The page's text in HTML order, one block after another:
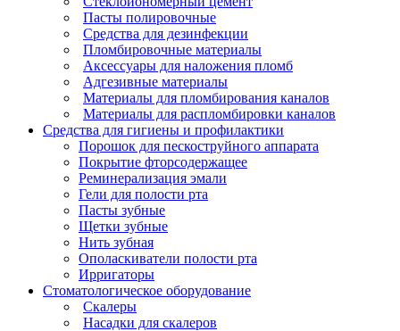
Пасты полировочные
Средства для дезинфекции
Пломбировочные материалы
Аксессуары для наложения пломб
Адгезивные материалы
Материалы для пломбирования каналов
Материалы для распломбировки каналов
Средства для гигиены и профилактики
Порошок для пескоструйного аппарата
Покрытие фторсодержащее
Реминерализация эмали
Гели для полости рта
Пасты зубные
Щетки зубные
Нить зубная
Ополаскиватели полости рта
Ирригаторы
Стоматологическое оборудование
Скалеры
Насадки для скалеров